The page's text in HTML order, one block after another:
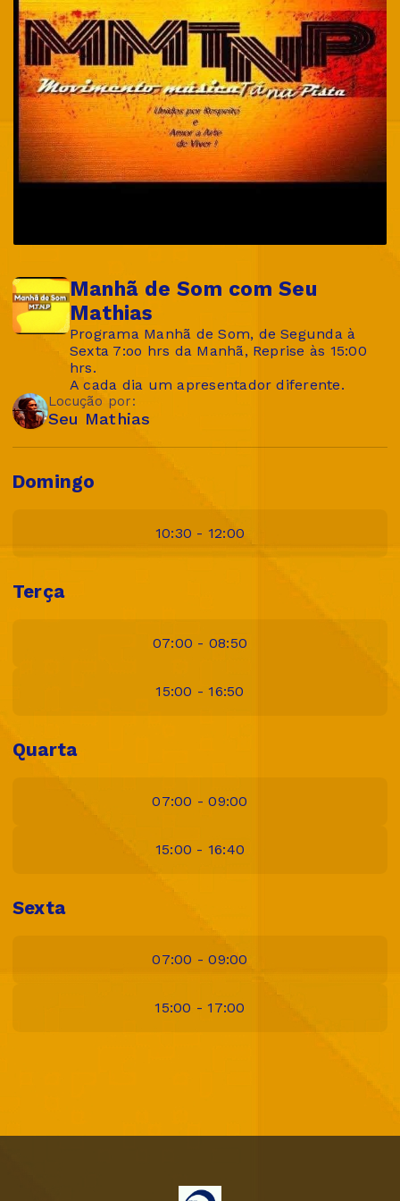
Manhã de Som com Seu
Mathias
Programa Manhã de Som, de Segunda à
Sexta 7:oo hrs da Manhã, Reprise às 15:00
hrs.
A cada dia um apresentador diferente.
Locução por:
Seu Mathias
Domingo
10:30 - 12:00
Terça
07:00 - 08:50
15:00 - 16:50
Quarta
07:00 - 09:00
15:00 - 16:40
Sexta
07:00 - 09:00
15:00 - 17:00